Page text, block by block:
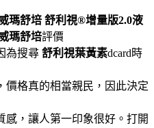
瑪舒培 舒利視®增量版2.0液
瑪舒培評價
為搜尋 舒利視葉黃素dcard時
價格真的相當親民，因此決定
感，讓人第一印象很好。打開